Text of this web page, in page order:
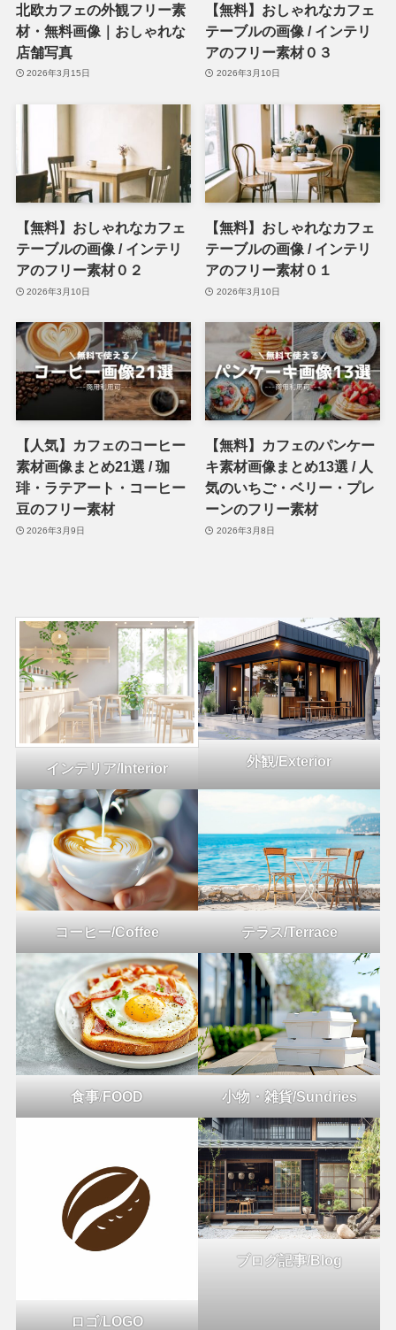
北欧カフェの外観フリー素
材・無料画像｜おしゃれな
店舗写真
2026年3月15日
【無料】おしゃれなカフェ
テーブルの画像 / インテリ
アのフリー素材０３
2026年3月10日
【無料】おしゃれなカフェ
テーブルの画像 / インテリ
アのフリー素材０２
2026年3月10日
【無料】おしゃれなカフェ
テーブルの画像 / インテリ
アのフリー素材０１
2026年3月10日
【人気】カフェのコーヒー
素材画像まとめ21選 / 珈
琲・ラテアート・コーヒー
豆のフリー素材
2026年3月9日
【無料】カフェのパンケー
キ素材画像まとめ13選 / 人
気のいちご・ベリー・プレ
ーンのフリー素材
2026年3月8日
インテリア/Interior 外観/Exterior
コーヒー/Coffee テラス/Terrace
食事/FOOD 小物・雑貨/Sundries
ロゴ/LOGO
ブログ記事/Blog